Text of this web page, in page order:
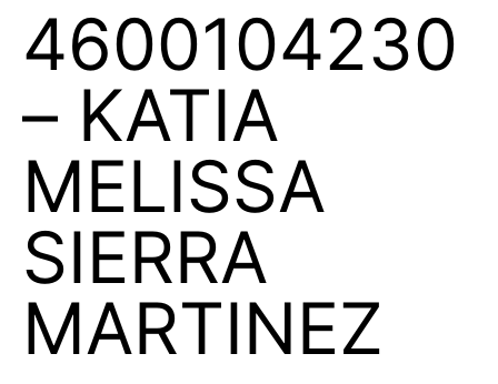
4600104230
– KATIA
MELISSA
SIERRA
MARTINEZ